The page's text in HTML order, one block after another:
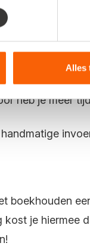
Alles
op je
zoals
heb je meer
boekhouden
je hiermee